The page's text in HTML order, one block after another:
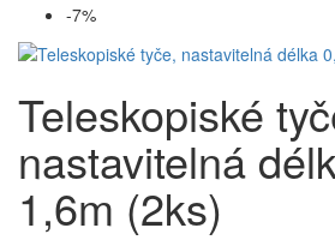
-7%
Teleskopiské
nastavitelná
1,6m (2ks)